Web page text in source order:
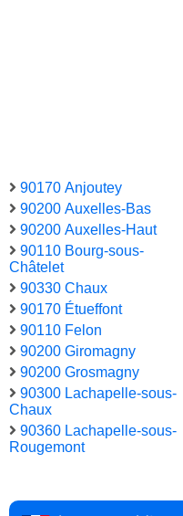
90170 Anjoutey
90200 Auxelles-Bas
90200 Auxelles-Haut
90110 Bourg-sous-
Châtelet
90330 Chaux
90170 Étueffont
90110 Felon
90200 Giromagny
90200 Grosmagny
90300 Lachapelle-sous-
Chaux
90360 Lachapelle-sous-
Rougemont